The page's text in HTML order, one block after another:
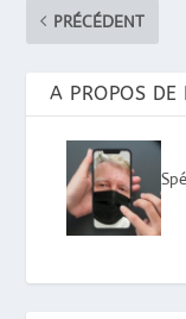
PRÉCÉDENT
A PROPOS DE